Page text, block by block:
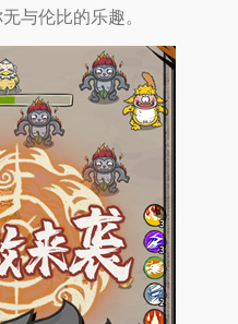
与伦比的乐趣。